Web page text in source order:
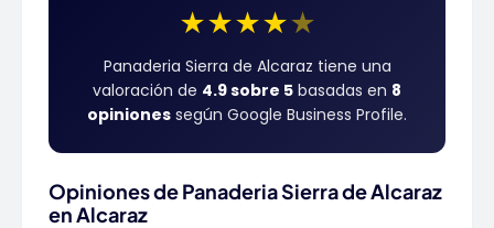
★★★★★
Panaderia Sierra de Alcaraz tiene una
valoración de 4.9 sobre 5 basadas en 8
opiniones según Google Business Profile.
Opiniones de Panaderia Sierra de Alcaraz
en Alcaraz